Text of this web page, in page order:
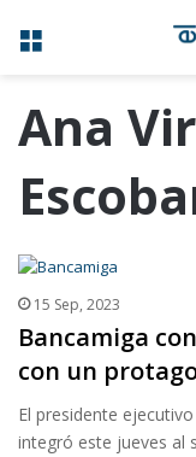
Menú
Ana
15 Sep, 2023
Bancamiga
con un
El presidente
integró este jueves al